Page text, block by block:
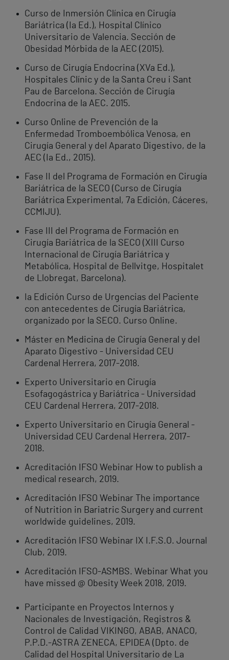
Curso de Inmersión Clínica en Cirugía
Bariátrica (Ia Ed.), Hospital Clínico
Universitario de Valencia. Sección de
Obesidad Mórbida de la AEC (2015).
Curso de Cirugía Endocrina (XVa Ed.),
Hospitales Clínic y de la Santa Creu i Sant
Pau de Barcelona. Sección de Cirugía
Endocrina de la AEC. 2015.
Curso Online de Prevención de la
Enfermedad Tromboembólica Venosa, en
Cirugía General y del Aparato Digestivo, de la
AEC (Ia Ed., 2015).
Fase II del Programa de Formación en Cirugía
Bariátrica de la SECO (Curso de Cirugía
Bariátrica Experimental, 7a Edición, Cáceres,
CCMIJU).
Fase III del Programa de Formación en
Cirugía Bariátrica de la SECO (XIII Curso
Internacional de Cirugía Bariátrica y
Metabólica, Hospital de Bellvitge, Hospitalet
de Llobregat, Barcelona).
Ia Edición Curso de Urgencias del Paciente
con antecedentes de Cirugía Bariátrica,
organizado por la SECO. Curso Online.
Máster en Medicina de Cirugía General y del
Aparato Digestivo - Universidad CEU
Cardenal Herrera, 2017-2018.
Experto Universitario en Cirugía
Esofagogástrica y Bariátrica - Universidad
CEU Cardenal Herrera, 2017-2018.
Experto Universitario en Cirugía General -
Universidad CEU Cardenal Herrera, 2017-
2018.
Acreditación IFSO Webinar How to publish a
medical research, 2019.
Acreditación IFSO Webinar The importance
of Nutrition in Bariatric Surgery and current
worldwide guidelines, 2019.
Acreditación IFSO Webinar IX I.F.S.O. Journal
Club, 2019.
Acreditación IFSO-ASMBS. Webinar What you
have missed @ Obesity Week 2018, 2019.
Participante en Proyectos Internos y
Nacionales de Investigación, Registros &
Control de Calidad VIKINGO, ABAB, ANACO,
P.P.D.-ASTRA ZENECA, EPIDEA (Dpto. de
Calidad del Hospital Universitario de La